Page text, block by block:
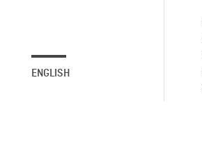
ENGLISH